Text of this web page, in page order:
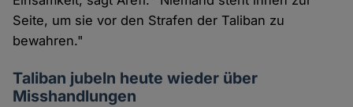
Seite, um sie vor den Strafen der Taliban zu
bewahren."
Taliban jubeln heute wieder über
Misshandlungen